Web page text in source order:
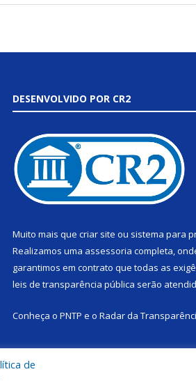
DESENVOLVIDO POR CR2
Muito mais que criar site ou sistema para
Realizamos uma assessoria completa,
garantimos em contrato que todas as
leis de transparência pública serão
Conheça o PNTP e o Radar da
de